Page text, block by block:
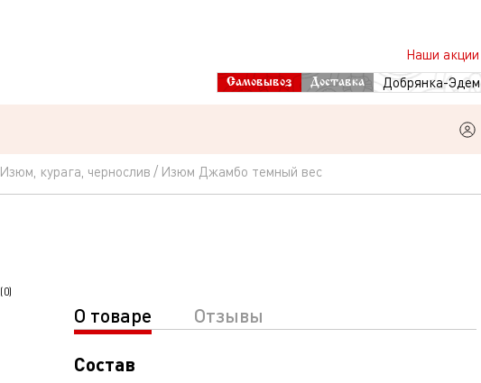
Наши акции
Самовывоз Доставка Добрянка-Эдем
Изюм, курага, чернослив Изюм Джамбо темный вес
(0)
О товаре
Отзывы
Состав